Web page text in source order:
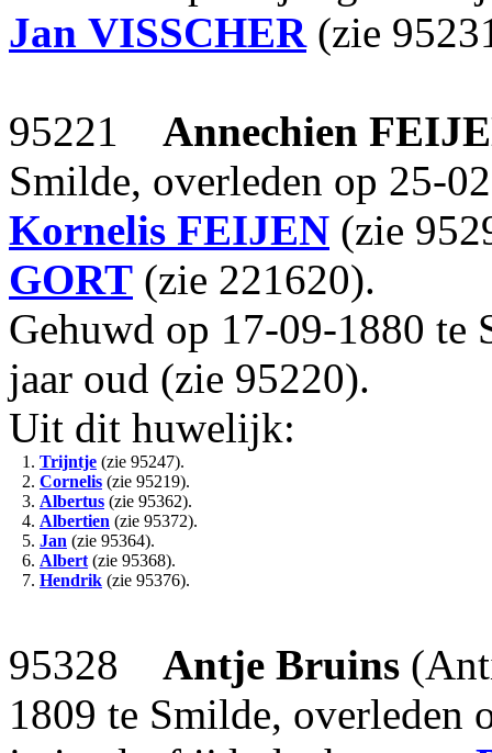
Jan VISSCHER(zie
95221 Annechien
Smilde, overleden op 25-
Kornelis FEIJEN (zie
GORT (zie 221620).
Gehuwd op 17-09-1880 te
jaar oud (zie 95220).
Uit dit huwelijk:
1. Trijntje (zie 95247).
2. Cornelis (zie 95219).
3. Albertus (zie 95362).
4. Albertien (zie 95372).
5. Jan (zie 95364).
6. Albert (zie 95368).
7. Hendrik (zie 95376).
95328 Antje Bruins
1809 te Smilde, overleden